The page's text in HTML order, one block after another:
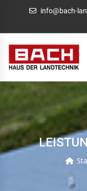
info@bach-